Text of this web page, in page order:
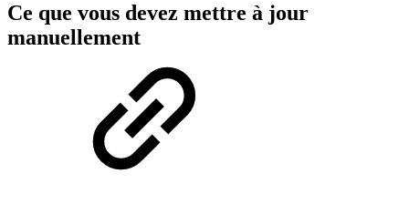
Ce que vous devez mettre à jour
manuellement